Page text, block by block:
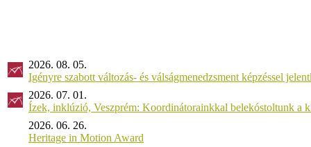
2026. 08. 05.
Igényre szabott változás- és válságmenedzsment képzéssel
2026. 07. 01.
Ízek, inklúzió, Veszprém: Koordinátorainkkal belekóstoltunk a
2026. 06. 26.
Heritage in Motion Award